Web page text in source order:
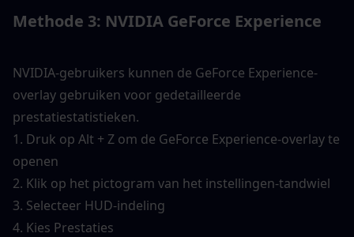
Methode 3: NVIDIA GeForce Experience
NVIDIA-gebruikers kunnen de GeForce Experience-
overlay gebruiken voor gedetailleerde
prestatiestatistieken.
1. Druk op Alt + Z om de GeForce Experience-overlay te
openen
2. Klik op het pictogram van het instellingen-tandwiel
3. Selecteer HUD-indeling
4. Kies Prestaties